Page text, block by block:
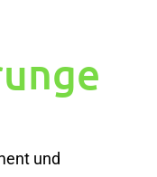
und